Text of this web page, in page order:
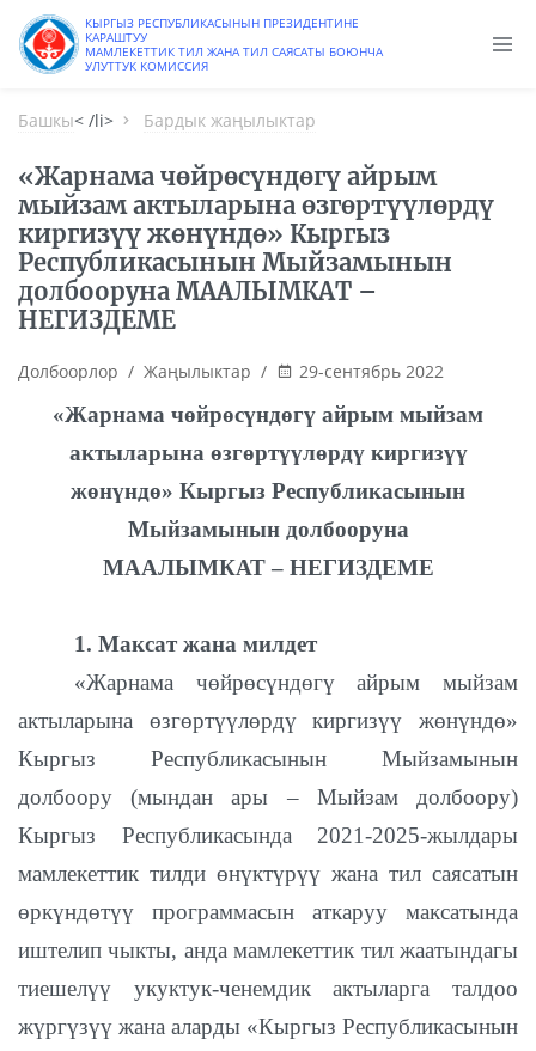
КЫРГЫЗ РЕСПУБЛИКАСЫНЫН ПРЕЗИДЕНТИНЕ
КАРАШТУУ
МАМЛЕКЕТТИК ТИЛ ЖАНА ТИЛ САЯСАТЫ БОЮНЧА
УЛУТТУК КОМИССИЯ
Башкы< /li> Бардык жаңылыктар
«Жарнама чөйрөсүндөгү айрым
мыйзам актыларына өзгөртүүлөрдү
киргизүү жөнүндө» Кыргыз
Республикасынын Мыйзамынын
долбооруна МААЛЫМКАТ –
НЕГИЗДЕМЕ
Долбоорлор / Жаңылыктар / 29-сентябрь 2022
«Жарнама чөйрөсүндөгү айрым мыйзам
актыларына өзгөртүүлөрдү киргизүү
жөнүндө»Кыргыз Республикасынын
Мыйзамынын долбооруна
МААЛЫМКАТ – НЕГИЗДЕМЕ
1. Максат жана милдет
«Жарнама чөйрөсүндөгү айрым мыйзам
актыларына өзгөртүүлөрдү киргизүү жөнүндө»
Кыргыз Республикасынын Мыйзамынын
долбоору (мындан ары – Мыйзам долбоору)
Кыргыз Республикасында 2021-2025-жылдары
мамлекеттик тилди өнүктүрүү жана тил саясатын
өркүндөтүү программасын аткаруу максатында
иштелип чыкты, анда мамлекеттик тил жаатындагы
тиешелүү укуктук-ченемдик актыларга талдоо
жүргүзүү жана аларды «Кыргыз Республикасынын